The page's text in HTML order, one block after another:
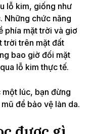
lỗ kim, giống như
Những chức năng
phía mặt trời và giơ
trời trên mặt đất
bao giờ đối mặt
lỗ kim thực tế.
lúc, bạn đừng
để bảo vệ làn da.